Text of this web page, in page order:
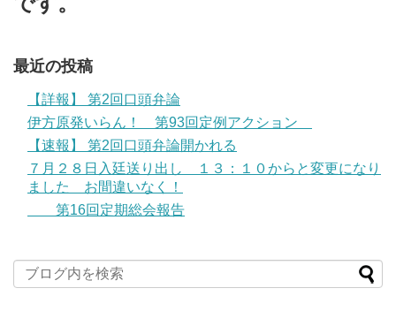
最近の投稿
【詳報】 第2回口頭弁論
伊方原発いらん！ 第93回定例アクション
【速報】 第2回口頭弁論開かれる
７月２８日入廷送り出し １３：１０からと変更になり
ました お間違いなく！
第16回定期総会報告